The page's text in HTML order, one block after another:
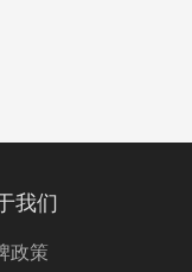
我们
政策